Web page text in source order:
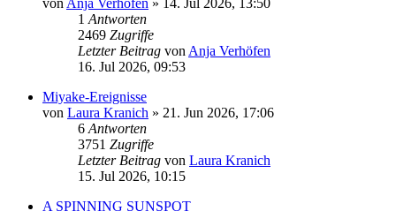
von Anja Verhöfen » 14. Jul 2026, 13:50
1 Antworten
2469 Zugriffe
Letzter Beitrag von Anja Verhöfen
16. Jul 2026, 09:53
Miyake-Ereignisse
von Laura Kranich » 21. Jun 2026, 17:06
6 Antworten
3751 Zugriffe
Letzter Beitrag von Laura Kranich
15. Jul 2026, 10:15
A SPINNING SUNSPOT